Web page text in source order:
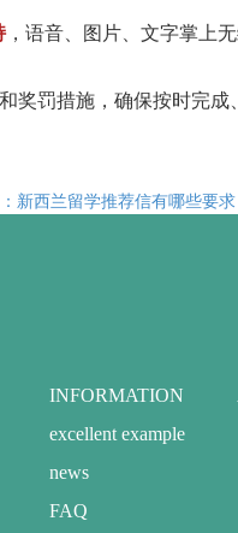
，语音、图片、文字掌上无
奖罚措施，确保按时完成、
新西兰留学推荐信有哪些要求
INFORMATION
excellent example
news
FAQ